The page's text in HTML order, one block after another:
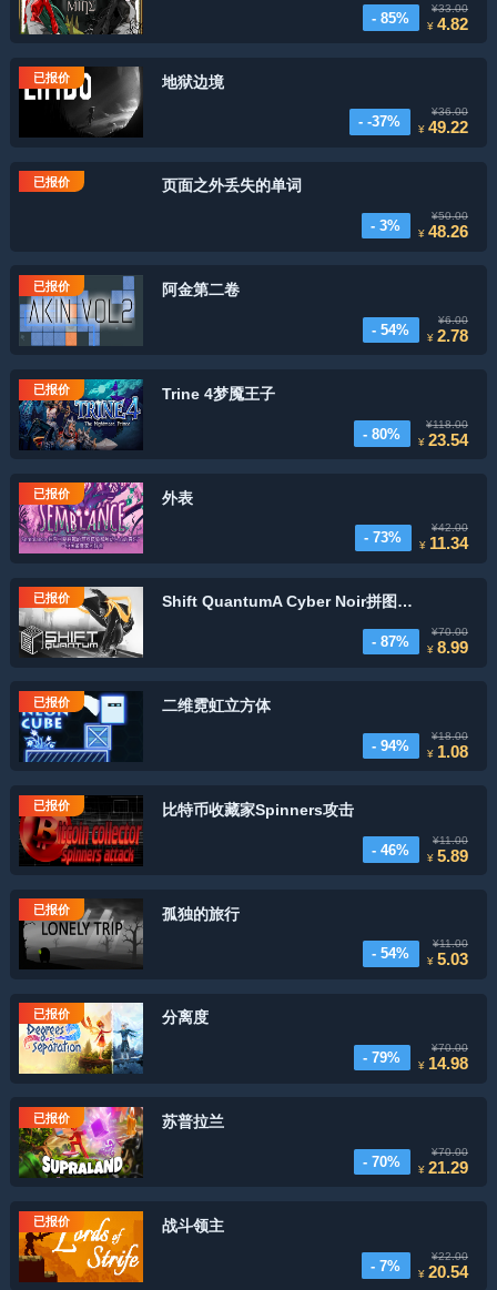
- 85%
¥33.00
¥4.82
已报价 地狱边境
- -37%
¥36.00
¥49.22
已报价 页面之外丢失的单词
- 3%
¥50.00
¥48.26
已报价 阿金第二卷
- 54%
¥6.00
¥2.78
已报价 Trine 4梦魇王子
- 80%
¥118.00
¥23.54
已报价 外表
- 73%
¥42.00
¥ 11.34
已报价 Shift QuantumA Cyber Noir拼图平台
- 87%
¥70.00
¥8.99
已报价 二维霓虹立方体
- 94%
¥18.00
¥ 1.08
已报价 比特币收藏家Spinners攻击
- 46%
¥11.00
¥5.89
已报价 孤独的旅行
- 54%
¥11.00
¥5.03
已报价 分离度
- 79%
¥70.00
¥ 14.98
已报价 苏普拉兰
- 70%
¥70.00
¥21.29
已报价 战斗领主
- 7%
¥22.00
¥20.54